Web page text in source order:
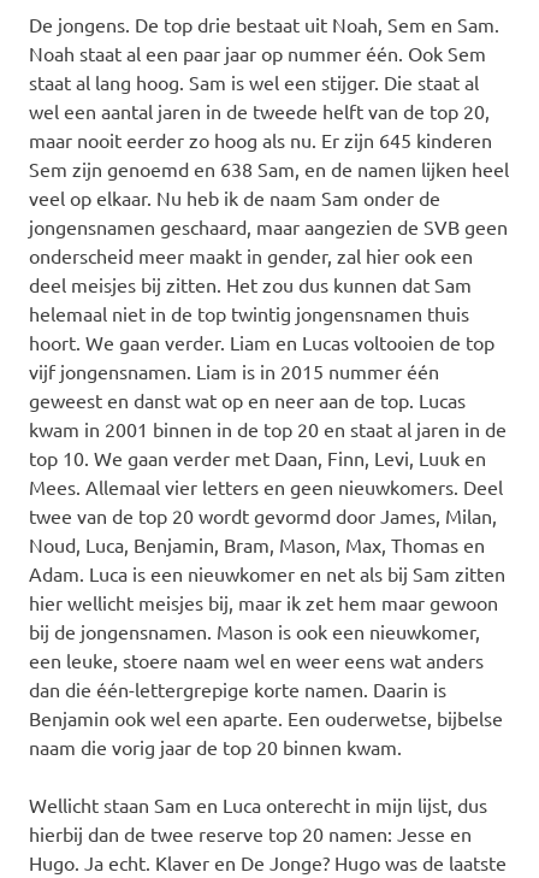
De jongens. De top drie bestaat uit Noah, Sem en Sam.
Noah staat al een paar jaar op nummer één. Ook Sem
staat al lang hoog. Sam is wel een stijger. Die staat al
wel een aantal jaren in de tweede helft van de top 20,
maar nooit eerder zo hoog als nu. Er zijn 645 kinderen
Sem zijn genoemd en 638 Sam, en de namen lijken heel
veel op elkaar. Nu heb ik de naam Sam onder de
jongensnamen geschaard, maar aangezien de SVB geen
onderscheid meer maakt in gender, zal hier ook een
deel meisjes bij zitten. Het zou dus kunnen dat Sam
helemaal niet in de top twintig jongensnamen thuis
hoort. We gaan verder. Liam en Lucas voltooien de top
vijf jongensnamen. Liam is in 2015 nummer één
geweest en danst wat op en neer aan de top. Lucas
kwam in 2001 binnen in de top 20 en staat al jaren in de
top 10. We gaan verder met Daan, Finn, Levi, Luuk en
Mees. Allemaal vier letters en geen nieuwkomers. Deel
twee van de top 20 wordt gevormd door James, Milan,
Noud, Luca, Benjamin, Bram, Mason, Max, Thomas en
Adam. Luca is een nieuwkomer en net als bij Sam zitten
hier wellicht meisjes bij, maar ik zet hem maar gewoon
bij de jongensnamen. Mason is ook een nieuwkomer,
een leuke, stoere naam wel en weer eens wat anders
dan die één-lettergrepige korte namen. Daarin is
Benjamin ook wel een aparte. Een ouderwetse, bijbelse
naam die vorig jaar de top 20 binnen kwam.
Wellicht staan Sam en Luca onterecht in mijn lijst, dus
hierbij dan de twee reserve top 20 namen: Jesse en
Hugo. Ja echt. Klaver en De Jonge? Hugo was de laatste